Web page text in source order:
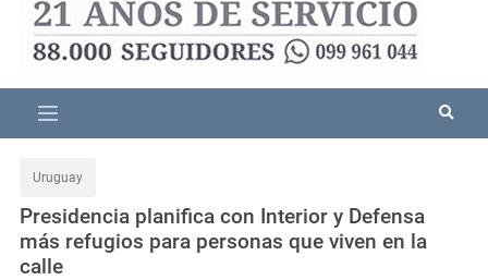
Uruguay
Presidencia planifica con Interior y Defensa
más refugios para personas que viven en la
calle